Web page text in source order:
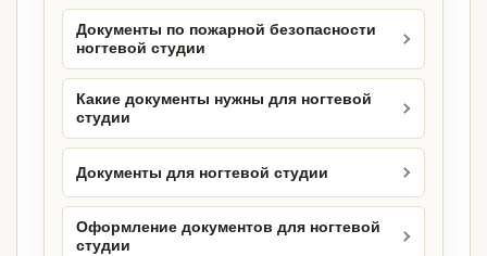
Документы по пожарной безопасности
ногтевой студии
Какие документы нужны для ногтевой
студии
Документы для ногтевой студии
Оформление документов для ногтевой
студии